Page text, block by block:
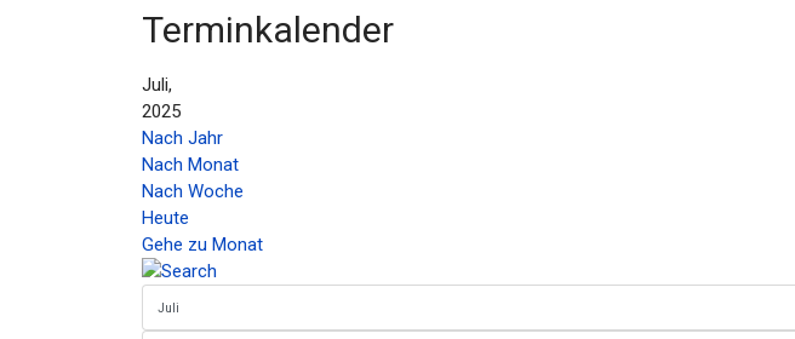
Terminkalender
Juli,
2025
Nach Jahr
Nach Monat
Nach Woche
Heute
Gehe zu Monat